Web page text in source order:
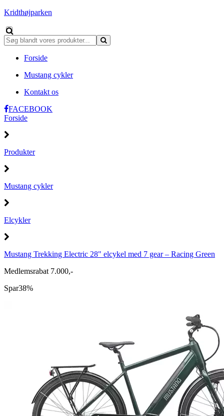
Kridthøjparken
Forside
Mustang cykler
Kontakt os
FACEBOOK
Forside
Produkter
Mustang cykler
Elcykler
Mustang Trekking Electric 28" elcykel med 7 gear – Racing Green
Medlemsrabat 7.000,-
Spar38%